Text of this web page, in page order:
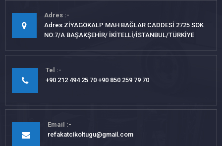
Adres
Adres ZİYAGÖKALP MAH BAĞLAR CADDESİ 2725 SOK
NO:7/A BAŞAKŞEHİR/ İKİTELLİ/İSTANBUL/TÜRKİYE
Tel
+90 212 494 25 70 +90 850 259 79 70
Email
refakatcikoltugu@gmail.com